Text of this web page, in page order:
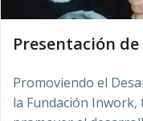
Presentación
Promoviendo el
la Fundación